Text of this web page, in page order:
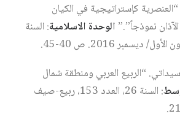
“العنصرية كإستراتيجية في الكيان
نموذجاً”.”الوحدة الاسلامية: السنة
“الربيع العربي ومنطقة شمال
: السنة 26، العدد 153، ربيع-صيف